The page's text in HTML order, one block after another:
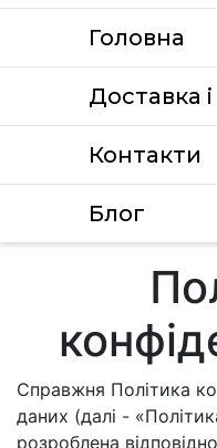
Головна
Доставка
Контакти
Блог
Справжня Політика
даних (далі -
розроблена